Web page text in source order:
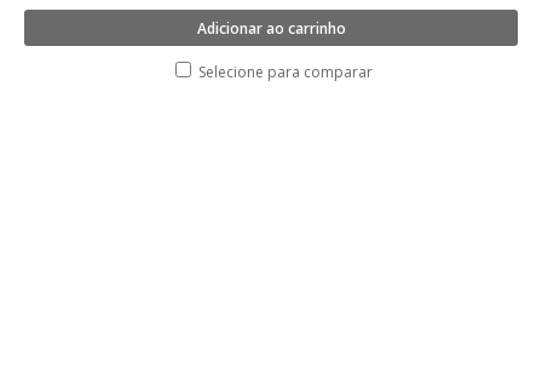
Adicionar ao carrinho
Selecione para comparar